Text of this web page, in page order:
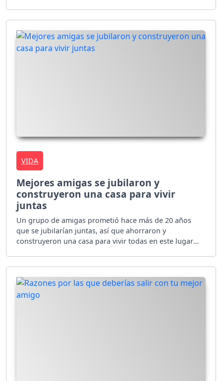
VIDA
Mejores amigas se jubilaron y
construyeron una casa para vivir
juntas
Un grupo de amigas prometió hace más de 20 años
que se jubilarían juntas, así que ahorraron y
construyeron una casa para vivir todas en este lugar